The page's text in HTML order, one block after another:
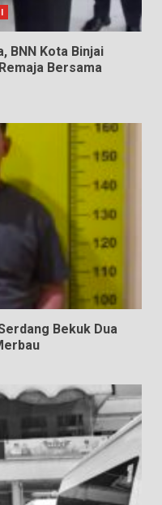
BNN Kota Binjai
Bersama
Bekuk Dua